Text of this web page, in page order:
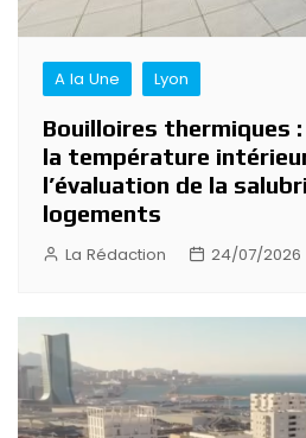
A la Une Lyon
Bouilloires thermiques
la température
l’évaluation de la
logements
La Rédaction 24/07/2026